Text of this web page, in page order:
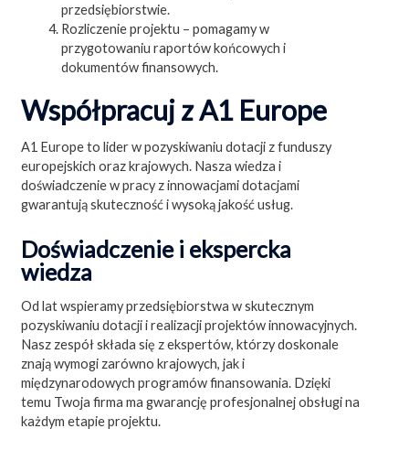
przedsiębiorstwie.
Rozliczenie projektu – pomagamy w
przygotowaniu raportów końcowych i
dokumentów finansowych.
Współpracuj z A1 Europe
A1 Europe to lider w pozyskiwaniu dotacji z funduszy
europejskich oraz krajowych. Nasza wiedza i
doświadczenie w pracy z innowacjami dotacjami
gwarantują skuteczność i wysoką jakość usług.
Doświadczenie i ekspercka
wiedza
Od lat wspieramy przedsiębiorstwa w skutecznym
pozyskiwaniu dotacji i realizacji projektów innowacyjnych.
Nasz zespół składa się z ekspertów, którzy doskonale
znają wymogi zarówno krajowych, jak i
międzynarodowych programów finansowania. Dzięki
temu Twoja firma ma gwarancję profesjonalnej obsługi na
każdym etapie projektu.